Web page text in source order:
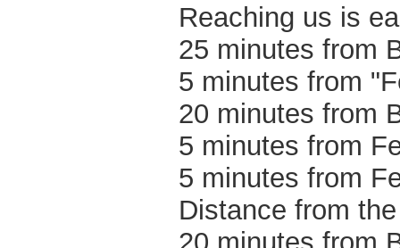
Reaching us is
25 minutes from
5 minutes from
20 minutes from
5 minutes from
5 minutes from
Distance from